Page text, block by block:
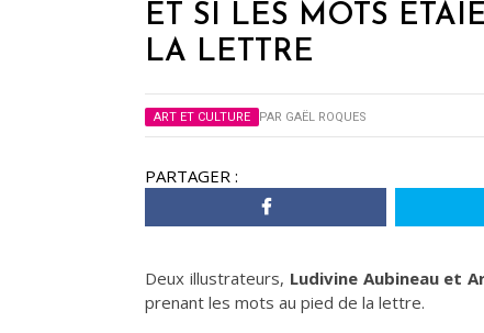
ET SI LES MOTS
LA LETTRE
ART ET CULTURE PAR GAËL ROQUES
PARTAGER :
Deux illustrateurs, Ludivine Aubineau et
prenant les mots au pied de la lettre.